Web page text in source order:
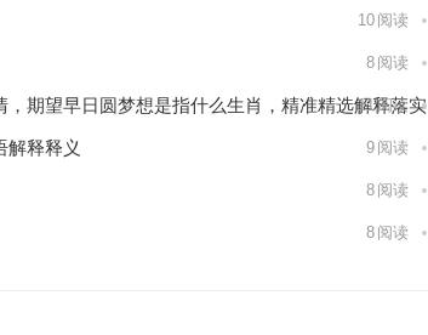
10 阅读
8 阅读
期望早日圆梦想是指什么生肖，精准精选解释落实
11阅读
解释释义 9 阅读
8 阅读
8 阅读